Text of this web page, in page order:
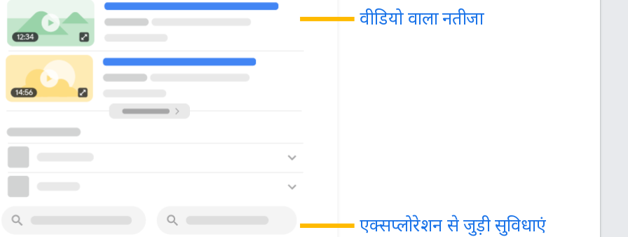
वीडियो वाला नतीजा
एक्सप्लोरेशन से जुड़ी सुविधाएं